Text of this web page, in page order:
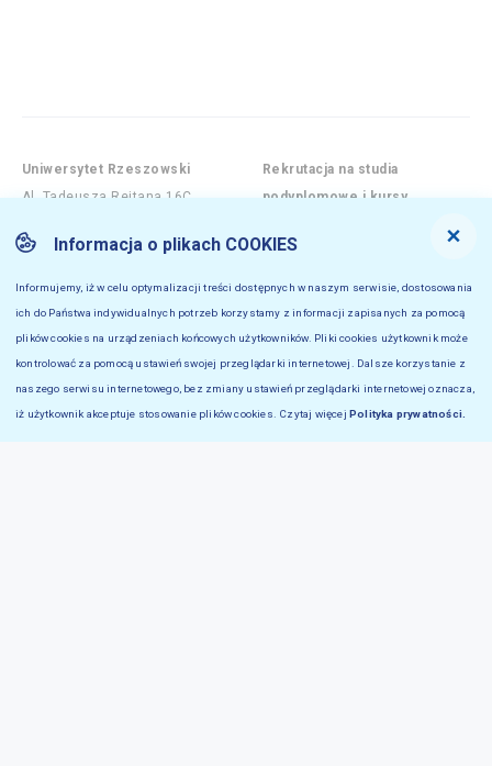
Uniwersytet Rzeszowski
Al. Tadeusza Rejtana 16C,
stopnia oraz jednolite mgr
Tel.: + 48 17 872 11 82
Tel.: + 48 17 872 14 00
Email: rekrutacja@ur.edu.pl
Rekrutacja na studia
podyplomowe i kursy
Email:
Rekrutacja do Szkoły
Doktorskiej
Tel.: +48 17 872 12 07
Email:
Informacja o plikach COOKIES
Informujemy, iż w celu optymalizacji treści dostępnych w naszym serwisie, dostosowania
ich do Państwa indywidualnych potrzeb korzystamy z informacji zapisanych za pomocą
plików cookies na urządzeniach końcowych użytkowników. Pliki cookies użytkownik może
kontrolować za pomocą ustawień swojej przeglądarki internetowej. Dalsze korzystanie z
naszego serwisu internetowego, bez zmiany ustawień przeglądarki internetowej oznacza,
iż użytkownik akceptuje stosowanie plików cookies. Czytaj więcej Polityka prywatności.